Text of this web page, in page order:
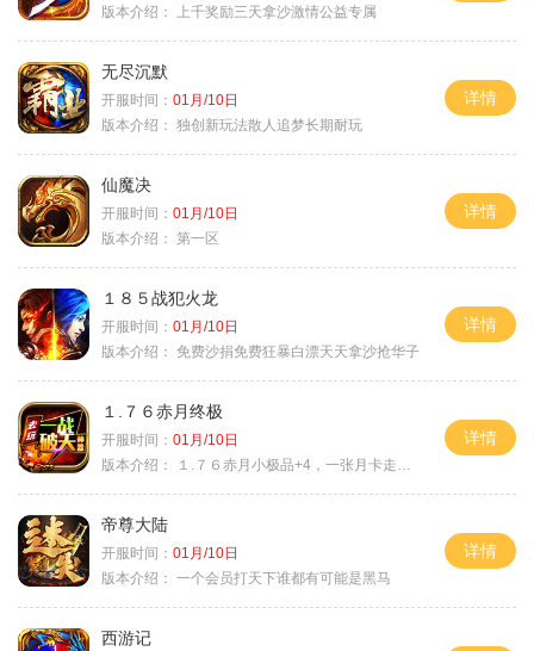
版本介绍：
上千奖励三天拿沙激情公益专属
无尽沉默
开服时间： 01月/10日
版本介绍： 独创新玩法散人追梦长期耐玩
详情
仙魔决
开服时间： 01月/10日
版本介绍： 第一区
详情
１８５战犯火龙
开服时间： 01月/10日
版本介绍： 免费沙捐免费狂暴白漂天天拿沙抢华子
详情
１.７６赤月终极
开服时间： 01月/10日
版本介绍：
１.７６赤月小极品+4，一张月卡走天涯b
详情
帝尊大陆
开服时间： 01月/10日
版本介绍： 一个会员打天下谁都有可能是黑马
详情
西游记